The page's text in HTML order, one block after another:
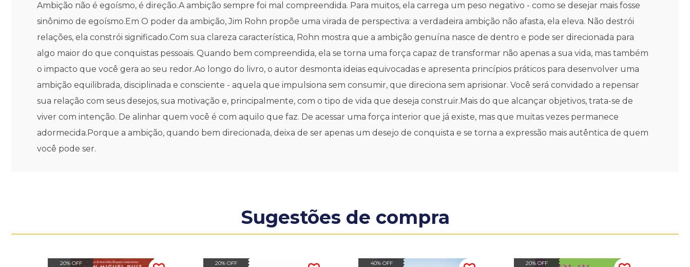
Ambição não é egoísmo, é direção.A ambição sempre foi mal compreendida. Para muitos, ela carrega um peso negativo - como se desejar mais fosse
sinônimo de egoísmo.Em O poder da ambição, Jim Rohn propõe uma virada de perspectiva: a verdadeira ambição não afasta, ela eleva. Não destrói
relações, ela constrói significado.Com sua clareza característica, Rohn mostra que a ambição genuína nasce de dentro e pode ser direcionada para
algo maior do que conquistas pessoais. Quando bem compreendida, ela se torna uma força capaz de transformar não apenas a sua vida, mas também
o impacto que você gera ao seu redor.Ao longo do livro, o autor desmonta ideias equivocadas e apresenta princípios práticos para desenvolver uma
ambição equilibrada, disciplinada e consciente - aquela que impulsiona sem consumir, que direciona sem aprisionar. Você será convidado a repensar
sua relação com seus desejos, sua motivação e, principalmente, com o tipo de vida que deseja construir.Mais do que alcançar objetivos, trata-se de
viver com intenção. De alinhar quem você é com aquilo que faz. De acessar uma força interior que já existe, mas que muitas vezes permanece
adormecida.Porque a ambição, quando bem direcionada, deixa de ser apenas um desejo de conquista e se torna a expressão mais autêntica de quem
você pode ser.
Sugestões de compra
20% OFF 20% OFF 40% OFF 20% OFF